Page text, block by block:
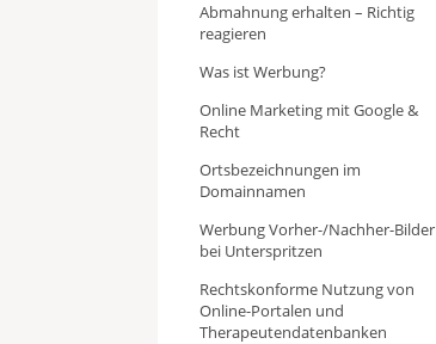
Abmahnung erhalten – Richtig
reagieren
Was ist Werbung?
Online Marketing mit Google &
Recht
Ortsbezeichnungen im
Domainnamen
Werbung Vorher-/Nachher-Bilder
bei Unterspritzen
Rechtskonforme Nutzung von
Online-Portalen und
Therapeutendatenbanken